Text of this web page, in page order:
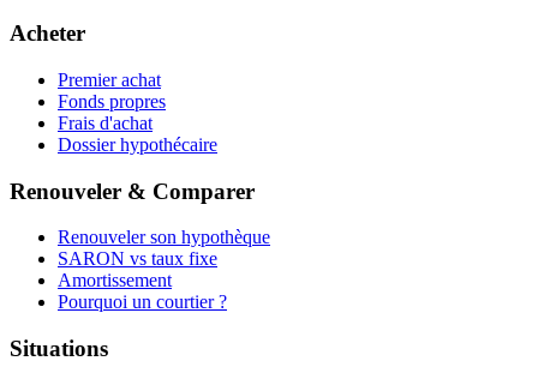
Acheter
Premier achat
Fonds propres
Frais d'achat
Dossier hypothécaire
Renouveler & Comparer
Renouveler son hypothèque
SARON vs taux fixe
Amortissement
Pourquoi un courtier ?
Situations